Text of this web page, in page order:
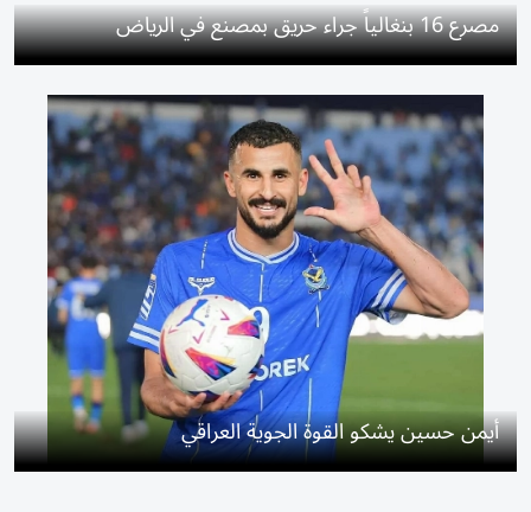
مصرع 16 بنغالياً جراء حريق بمصنع في الرياض
أيمن حسين يشكو القوة الجوية العراقي